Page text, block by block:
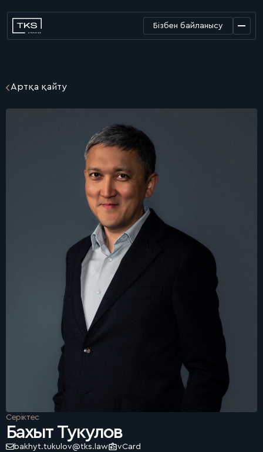
Бізбен байланысу
Артқа қайту
Серіктес
Бахыт Тукулов
bakhyt.tukulov@tks.law vCard